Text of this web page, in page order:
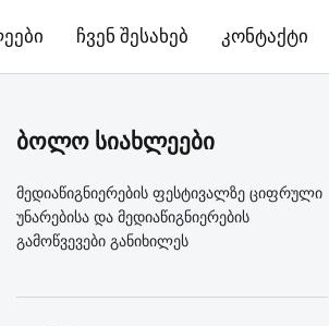
ჩვენ შესახებ კონტაქტი
ბოლო სიახლეები
მედიაწიგნიერების ფესტივალზე ციფრული
უნარებისა და მედიაწიგნიერების
გამოწვევები განიხილეს